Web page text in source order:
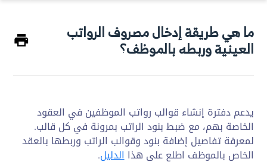
ما هي طريقة إدخال مصروف الرواتب
العينية وربطه بالموظف؟
يدعم دفترة إنشاء قوالب رواتب الموظفين في العقود
الخاصة بهم، مع ضبط بنود الراتب بمرونة في كل قالب.
لمعرفة تفاصيل إضافة بنود وقوالب الراتب وربطها بالعقد
الخاص بالموظف اطلع على هذاالدليل.